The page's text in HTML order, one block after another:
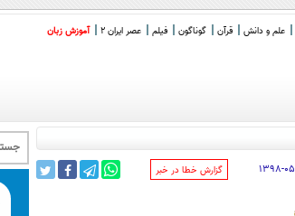
علم و دانش قرآن گوناگون فیلم عصر ایران 2 آموزش زبان
‌گزارش خطا در خبر